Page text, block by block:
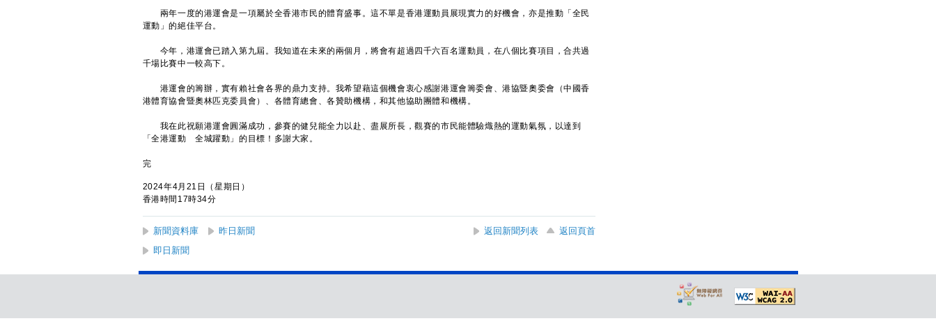
兩年一度的港運會是一項屬於全香港市民的體育盛事。這不單是香港運動員展現實力的好機會，亦是推動「全民
運動」的絕佳平台。
今年，港運會已踏入第九屆。我知道在未來的兩個月，將會有超過四千六百名運動員，在八個比賽項目，合共過
千場比賽中一較高下。
港運會的籌辦，實有賴社會各界的鼎力支持。我希望藉這個機會衷心感謝港運會籌委會、港協暨奧委會（中國香
港體育協會暨奧林匹克委員會）、各體育總會、各贊助機構，和其他協助團體和機構。
我在此祝願港運會圓滿成功，參賽的健兒能全力以赴、盡展所長，觀賽的市民能體驗熾熱的運動氣氛，以達到
「全港運動 全城躍動」的目標！多謝大家。
完
2024年4月21日（星期日）
香港時間17時34分
新聞資料庫 昨日新聞 返回新聞列表
返回頁首
即日新聞